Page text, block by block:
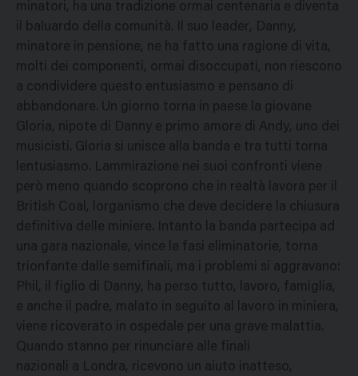
minatori, ha una tradizione ormai centenaria e diventa
il baluardo della comunità. Il suo leader, Danny,
minatore in pensione, ne ha fatto una ragione di vita,
molti dei componenti, ormai disoccupati, non riescono
a condividere questo entusiasmo e pensano di
abbandonare. Un giorno torna in paese la giovane
Gloria, nipote di Danny e primo amore di Andy, uno dei
musicisti. Gloria si unisce alla banda e tra tutti torna
lentusiasmo. Lammirazione nei suoi confronti viene
però meno quando scoprono che in realtà lavora per il
British Coal, lorganismo che deve decidere la chiusura
definitiva delle miniere. Intanto la banda partecipa ad
una gara nazionale, vince le fasi eliminatorie, torna
trionfante dalle semifinali, ma i problemi si aggravano:
Phil, il figlio di Danny, ha perso tutto, lavoro, famiglia,
e anche il padre, malato in seguito al lavoro in miniera,
viene ricoverato in ospedale per una grave malattia.
Quando stanno per rinunciare alle finali
nazionali a Londra, ricevono un aiuto inatteso,